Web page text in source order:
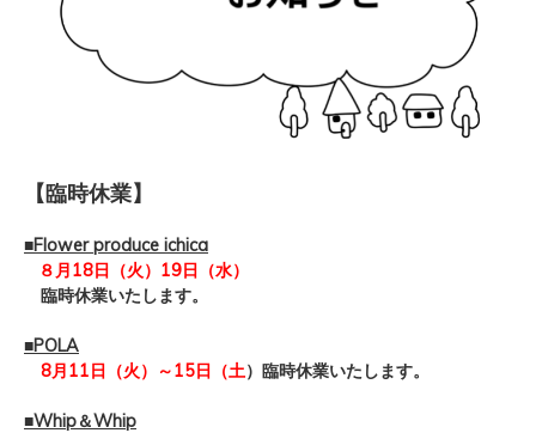
【臨時休業】
■Flower produce ichica
８月18日（火）19日（水）
臨時休業いたします。
■POLA
8月11日（火）～15日（土）臨時休業いたします。
■Whip＆Whip